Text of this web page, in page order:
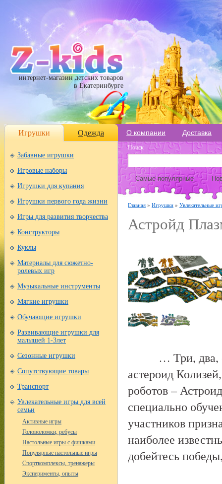
интернет-магазин детских товаров
в Екатеринбурге
Игрушки Одежда О компании Доставка
Забавные игрушки
Игровые наборы
Игрушки для купания
Игрушки первого года жизни
Игры для развития творчества
Конструкторы
Куклы
Материалы для сюжетно-
ролевых игр
Музыкальные инструменты
Мягкие игрушки
Обучающие игрушки
Развивающие игрушки для
малышей 1-3лет
Сезонные игрушки
Сопутствующие товары
Транспорт
Увлекательные игры для всей
семьи
Активные игры
Головоломки, ребусы
Настольные игры с фишками
Популярные настольные игры
Спорткомплексы, тренажеры
Эксперименты, опыты
Поиск
Самые популярные
Главная » Игрушки » Увлекательные
Астройд
… Три, два,
астероид
роботов –
специально
участников
наиболее
добейтесь